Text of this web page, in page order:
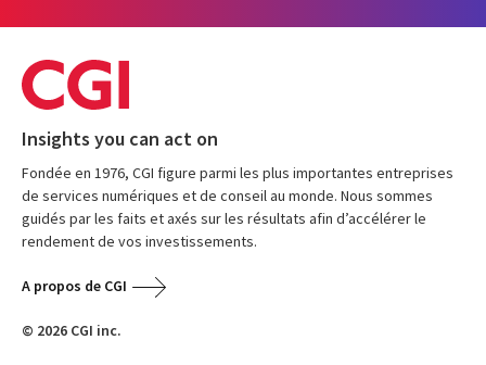
Insights you can act on
Fondée en 1976, CGI figure parmi les plus importantes entreprises
de services numériques et de conseil au monde. Nous sommes
guidés par les faits et axés sur les résultats afin d’accélérer le
rendement de vos investissements.
A propos de CGI
© 2026 CGI inc.